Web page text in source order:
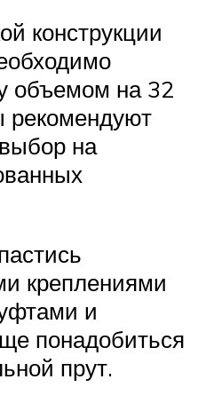
конструкции
объемом на 32
на
креплениями
и
понадобиться
прут.